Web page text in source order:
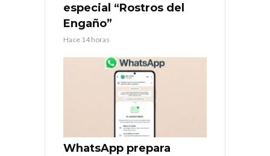
especial “Rostros del
Engaño”
Hace 14 horas
WhatsApp prepara